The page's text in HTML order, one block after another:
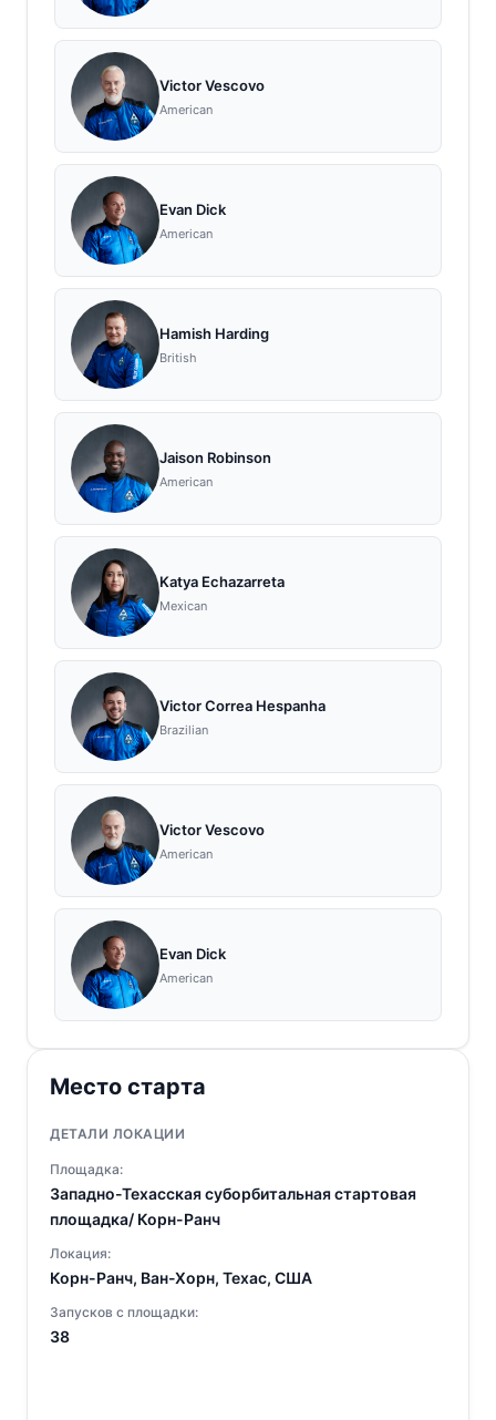
Victor Vescovo
American
Evan Dick
American
Hamish Harding
British
Jaison Robinson
American
Katya Echazarreta
Mexican
Victor Correa Hespanha
Brazilian
Victor Vescovo
American
Evan Dick
American
Место старта
ДЕТАЛИ ЛОКАЦИИ
Площадка:
Западно-Техасская суборбитальная стартовая
площадка/ Корн-Ранч
Локация:
Корн-Ранч, Ван-Хорн, Техас, США
Запусков с площадки:
38